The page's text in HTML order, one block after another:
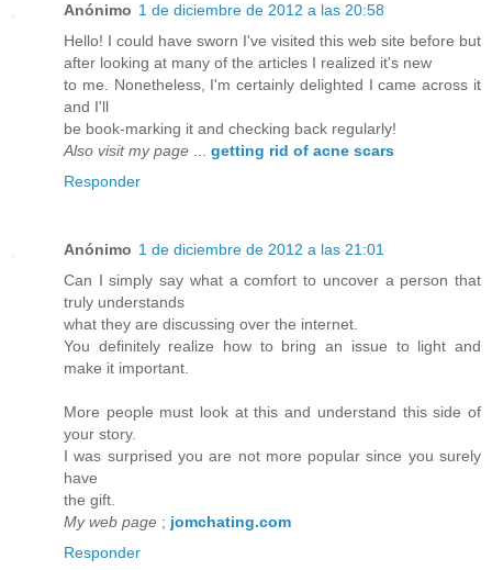
Anónimo 1 de diciembre de 2012 a las 20:58
Hello! I could have sworn I've visited this web site before but
after looking at many of the articles I realized it's new
to me. Nonetheless, I'm certainly delighted I came across it
and I'll
be book-marking it and checking back regularly!
Also visit my page
getting rid of acne scars
Responder
Anónimo 1 de diciembre de 2012 a las 21:01
Can I simply say what a comfort to uncover a person that
truly understands
what they are discussing over the internet.
You definitely realize how to bring an issue to light and
make it important.
More people must look at this and understand this side of
your story.
I was surprised you are not more popular since you surely
have
the gift.
My web page ; jomchating.com
Responder